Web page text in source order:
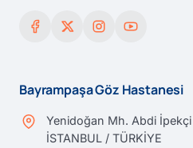
Bayrampaşa Göz Hastanesi
Yenidoğan Mh. Abdi
İSTANBUL / TÜRKİYE